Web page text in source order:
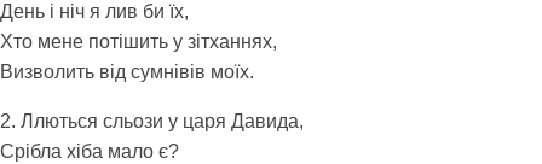
День і ніч я лив би їх,
Хто мене потішить у зітханнях,
Визволить від сумнівів моїх.
2. Ллються сльози у царя Давида,
Срібла хіба мало є?